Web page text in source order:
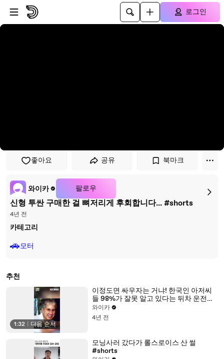
플레이어로 건너뛰기
본문으로 건너뛰기
로그인
좋아요 공유 북마크
와이카 팔로우
신형 투싼 구매한 걸 뼈저리게 후회합니다... #shorts
4년 전
카테고리
🚗모터
추천
1:32 다음 순서
이정도면 싸우자는 거냐! 한국인 아저씨
들 98%가 잘못 알고 있다는 뒤차 운전자
개빡치게 만드는 물건, 다른 건 몰라도 이
건 제발 차에 붙이고 다니지 마세요
와이카
4년 전
모닝사러 갔다가 롤스로이스 산 썰
#shorts